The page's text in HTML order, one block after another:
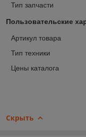
Тип запчасти
Пользовательские
Артикул товара
Тип техники
Цены каталога
Скрыть